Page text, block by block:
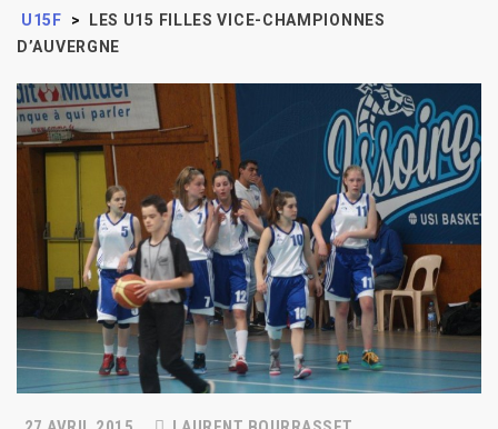
U15F
>
LES U15 FILLES VICE-CHAMPIONNES
D’AUVERGNE